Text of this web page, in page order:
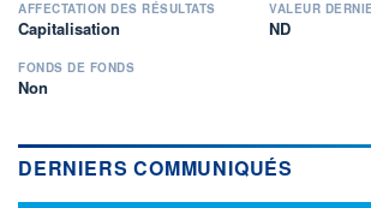
AFFECTATION DES RÉSULTATS
Capitalisation
VALEUR
ND
FONDS DE FONDS
Non
DERNIERS COMMUNIQUÉS